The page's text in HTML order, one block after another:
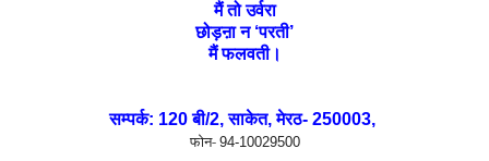
मैं तो उर्वरा
छोड़ऩा न ‘परती’
मैं फलवती।
सम्पर्क: 120बी/2,साकेत,मेरठ- 250003,
फोन- 94-10029500